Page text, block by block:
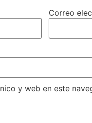
Correo
y web en este